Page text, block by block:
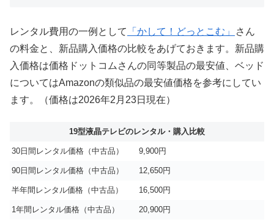
レンタル費用の一例として 「かして！どっとこむ」
さん
の料金と、新品購入価格の比較をあげておきます。新品購
入価格は価格ドットコムさんの同等製品の最安値、ベッド
についてはAmazonの類似品の最安値価格を参考にしてい
ます。（価格は2026年2月23日現在）
19型液晶テレビのレンタル・購入比較
30日間レンタル価格（中古品） 9,900円
90日間レンタル価格（中古品） 12,650円
半年間レンタル価格（中古品） 16,500円
1年間レンタル価格（中古品） 20,900円